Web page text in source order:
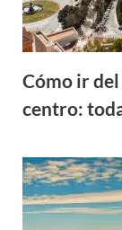
Cómo ir
centro: